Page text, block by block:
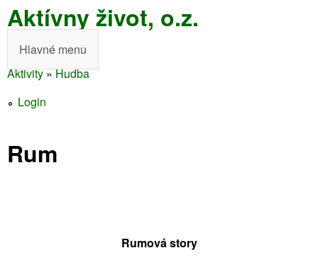
Skočiť
na
Aktívny život, o.z.
l
a
n
Hlavné menu
Nachádzate
tu
Aktivity»Hudba
Login
Rum
Rumová story